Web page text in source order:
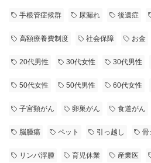
手根管症候群 尿漏れ 後遺症
高額療養費制度 社会保障 お金
20代男性 30代女性 30代男性
50代女性 50代男性 60代女性
子宮頸がん 卵巣がん 食道がん
脳腫瘍 ペット 引っ越し 骨
リンパ浮腫 育児休業 産業医